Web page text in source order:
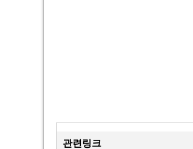
관련링크